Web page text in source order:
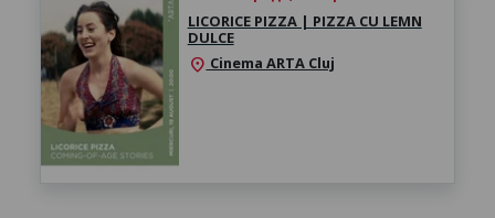
LICORICE PIZZA | PIZZA CU LEMN
DULCE
location_on Cinema ARTA Cluj